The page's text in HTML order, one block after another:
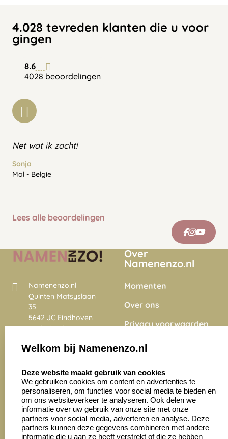
4.028 tevreden klanten die u voor
gingen
8.6
4028 beoordelingen
Net wat ik zocht!
Sonja
Mol - Belgie
Lees alle beoordelingen
Namenenzo.nl
Quinten Matsyslaan
35
5642 JC Eindhoven
Nederland
4028 beoordelingen
Over
Namenenzo.nl
Momenten
Over ons
Privacy voorwaarden
Onze vacatures
Zakelijk:
Aanvraag op maat
Klantenservice:
Contact opnemen
Welkom bij Namenenzo.nl
Deze website maakt gebruik van cookies
We gebruiken cookies om content en advertenties te
personaliseren, om functies voor social media te bieden en
om ons websiteverkeer te analyseren. Ook delen we
informatie over uw gebruik van onze site met onze
partners voor social media, adverteren en analyse. Deze
partners kunnen deze gegevens combineren met andere
informatie die u aan ze heeft verstrekt of die ze hebben